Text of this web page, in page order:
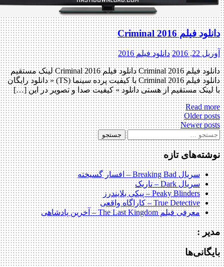
دانلود فیلم Criminal 2016
آوریل 22, 2016 دانلود فیلم 2016
دانلود فیلم Criminal 2016 دانلود فیلم Criminal 2016 لینک مستقیم
دانلود فیلم Criminal 2016 با کیفیت پرده سینما (TS) « دانلود رایگان
با لینک مستقیم از هستی دانلود » کیفیت صدا و تصویر در این […]
Read more
Posts
navigation
Older posts
Newer posts
جستجو
برای:
نوشته‌های تازه
سریال Breaking Bad – افسار گسیخته
سریال Dark – تاریک
Peaky Blinders – پیکی بلایندرز
True Detective – کاراگاه واقعی
معرفی فیلم The Last Kingdom – آخرین پادشاهی
مدیر :
بایگانی‌ها